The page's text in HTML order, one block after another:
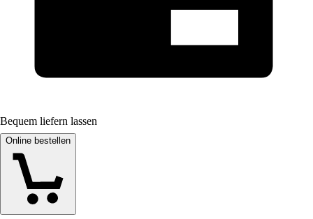
Bequem liefern lassen
Online bestellen